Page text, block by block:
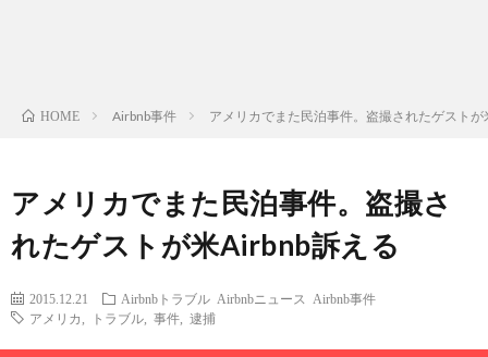
HOME Airbnb事件 アメリカでまた民泊事件。盗撮されたゲスト
アメリカでまた民泊事件。盗撮さ
れたゲストが米Airbnb訴える
2015.12.21 Airbnbトラブル Airbnbニュース
Airbnb事件
アメリカ
トラブル 事件 逮捕